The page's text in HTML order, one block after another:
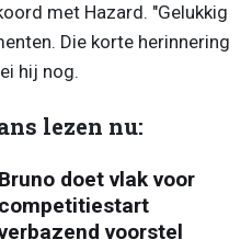
met Hazard. "Gelukkig
Die korte herinnering
hij nog.
lezen nu:
Bruno doet vlak voor
competitiestart
voorstel